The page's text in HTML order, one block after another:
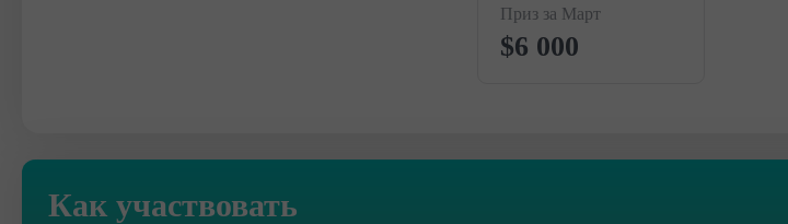
Приз за Март
$6 000
Как участвовать